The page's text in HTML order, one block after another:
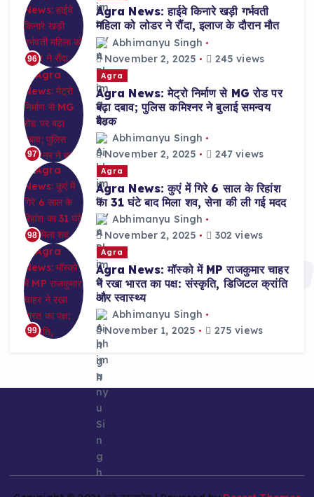
96
Agra News: हाईवे किनारे खड़ी गर्भवती
महिला को लोडर ने रौंदा, इलाज के दौरान मौत
Abhimanyu Singh
November 2, 2025
245 views
97
Agra
Agra News: मेट्रो निर्माण से MG रोड पर
बढ़ा दबाव; पुलिस कमिश्नर ने बुलाई समन्वय
बैठक
Abhimanyu Singh
November 2, 2025
247 views
98
Agra
Agra News: कुएं में गिरे 6 साल के रिहांश
का 31 घंटे बाद मिला शव, सेना की ली गई मदद
Abhimanyu Singh
November 2, 2025
302 views
99
Agra
Agra News: मॉस्को में MP राजकुमार चाहर
ने रखा भारत का पक्ष: संस्कृति, डिजिटल क्रांति
और स्वास्थ्य
Abhimanyu Singh
November 1, 2025
275 views